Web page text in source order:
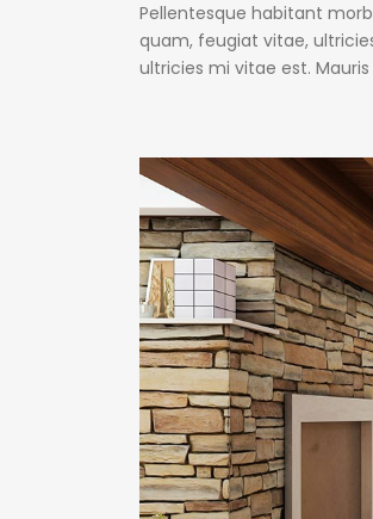
Pellentesque habitant
quam, feugiat vitae,
ultricies mi vitae est.